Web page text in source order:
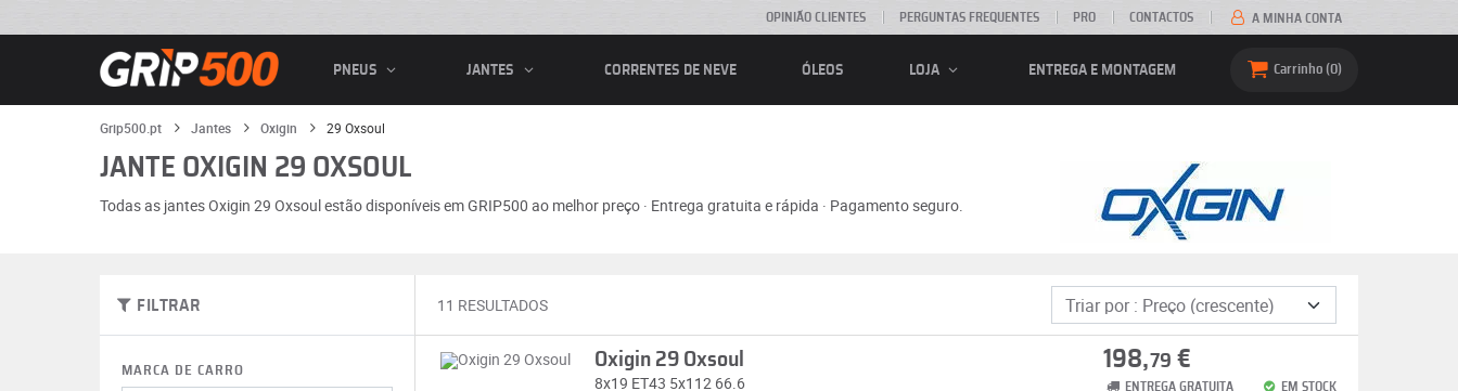
OPINIÃO CLIENTES PERGUNTAS FREQUENTES PRO CONTACTOS A MINHA CONTA
PNEUS JANTES CORRENTES DE NEVE ÓLEOS LOJA ENTREGA E MONTAGEM Carrinho 0
Grip500.pt Jantes Oxigin 29 Oxsoul
JANTE OXIGIN 29 OXSOUL
Todas as jantes Oxigin 29 Oxsoul estão disponíveis em GRIP500 ao melhor preço · Entrega gratuita e rápida · Pagamento seguro.
FILTRAR
MARCA DE CARRO
11 RESULTADOS
Oxigin 29 Oxsoul
8x19 ET43 5x112 66.6
198,79 €
ENTREGA GRATUITA EM STOCK